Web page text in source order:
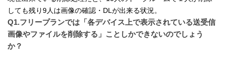
しても残り9人は画像の確認・DLが出来る状況。
Q1.フリープランでは「各デバイス上で表示されている送受信
画像やファイルを削除する」ことしかできないのでしょう
か？